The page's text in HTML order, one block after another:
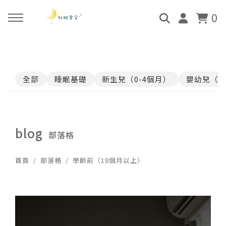
0
關於好眠師
好眠師服務
好眠寶寶 X 企業合作
好眠師認證班
畢業顧問
諮詢服務
0-4個月
4個月-3歲
3歲-5歲
好眠學苑
學苑評價
全部 睡眠基礎 新生兒（0-4個月） 嬰幼兒（
blog 部落格
首頁 部落格 學齡前（18個月以上）